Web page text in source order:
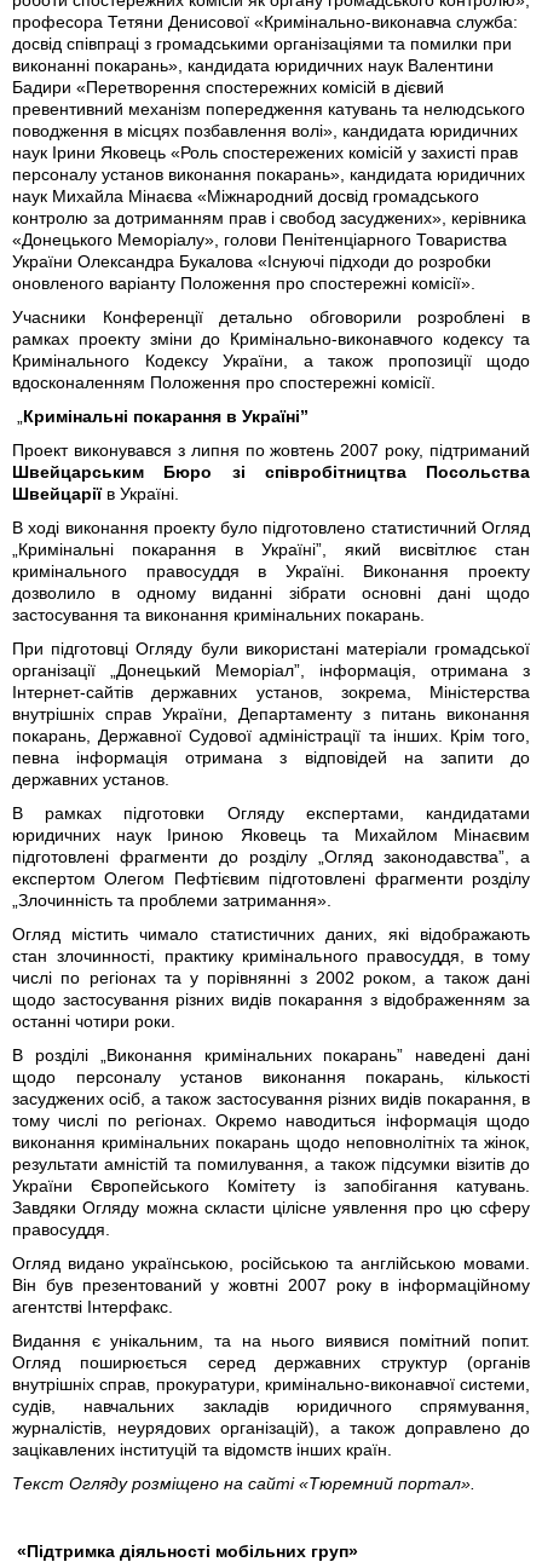
професора Тетяни Денисової «Кримінально-виконавча служба:
досвід співпраці з громадськими організаціями та помилки при
виконанні покарань», кандидата юридичних наук Валентини
Бадири «Перетворення спостережних комісій в дієвий
превентивний механізм попередження катувань та нелюдського
поводження в місцях позбавлення волі», кандидата юридичних
наук Ірини Яковець «Роль спостережених комісій у захисті прав
персоналу установ виконання покарань», кандидата юридичних
наук Михайла Мінаєва «Міжнародний досвід громадського
контролю за дотриманням прав і свобод засуджених», керівника
«Донецького Меморіалу», голови Пенітенціарного Товариства
України Олександра Букалова «Існуючі підходи до розробки
оновленого варіанту Положення про спостережні комісії».
Учасники Конференції детально обговорили розроблені в
рамках проекту зміни до Кримінально-виконавчого кодексу та
Кримінального Кодексу України, а також пропозиції щодо
вдосконаленням Положення про спостережні комісії.
Кримінальні покарання в Україні”
Проект виконувався з липня по жовтень 2007 року, підтриманий
Швейцарським Бюро зі співробітництва Посольства
Швейцарії в Україні.
В ході виконання проекту було підготовлено статистичний Огляд
„Кримінальні покарання в Україні”, який висвітлює стан
кримінального правосуддя в Україні. Виконання проекту
дозволило в одному виданні зібрати основні дані щодо
застосування та виконання кримінальних покарань.
При підготовці Огляду були використані матеріали громадської
організації „Донецький Меморіал”, інформація, отримана з
Інтернет-сайтів державних установ, зокрема, Міністерства
внутрішніх справ України, Департаменту з питань виконання
покарань, Державної Судової адміністрації та інших. Крім того,
певна інформація отримана з відповідей на запити до
державних установ.
В рамках підготовки Огляду експертами, кандидатами
юридичних наук Іриною Яковець та Михайлом Мінаєвим
підготовлені фрагменти до розділу „Огляд законодавства”, а
експертом Олегом Пефтієвим підготовлені фрагменти розділу
„Злочинність та проблеми затримання».
Огляд містить чимало статистичних даних, які відображають
стан злочинності, практику кримінального правосуддя, в тому
числі по регіонах та у порівнянні з 2002 роком, а також дані
щодо застосування різних видів покарання з відображенням за
останні чотири роки.
В розділі „Виконання кримінальних покарань” наведені дані
щодо персоналу установ виконання покарань, кількості
засуджених осіб, а також застосування різних видів покарання, в
тому числі по регіонах. Окремо наводиться інформація щодо
виконання кримінальних покарань щодо неповнолітніх та жінок,
результати амністій та помилування, а також підсумки візитів до
України Європейського Комітету із запобігання катувань.
Завдяки Огляду можна скласти цілісне уявлення про цю сферу
правосуддя.
Огляд видано українською, російською та англійською мовами.
Він був презентований у жовтні 2007 року в інформаційному
агентстві Інтерфакс.
Видання є унікальним, та на нього виявися помітний попит.
Огляд поширюється серед державних структур (органів
внутрішніх справ, прокуратури, кримінально-виконавчої системи,
судів, навчальних закладів юридичного спрямування,
журналістів, неурядових організацій), а також доправлено до
зацікавлених інституцій та відомств інших країн.
Текст Огляду розміщено на сайті «Тюремний портал».
«Підтримка діяльності мобільних груп»